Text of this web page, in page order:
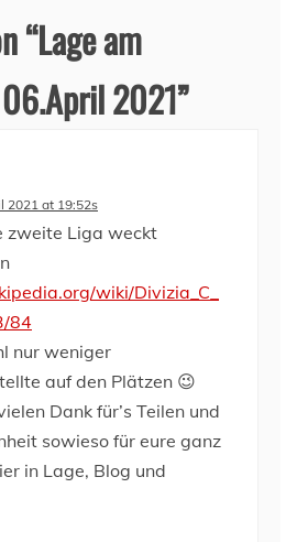
“Lage am
2021”
2021 at 19:52s
zweite Liga weckt
wiki/Divizia_C_
84
nur weniger
auf den Plätzen 😉
Dank für’s Teilen und
sowieso für eure ganz
in Lage, Blog und